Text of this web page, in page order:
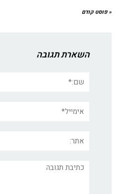
« פוסט קודם
השארת תגובה
תגובה